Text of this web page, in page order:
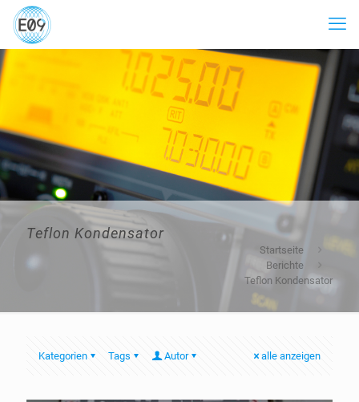
Teflon Kondensator
Startseite
Berichte
Teflon Kondensator
Kategorien Tags Autor alle anzeigen